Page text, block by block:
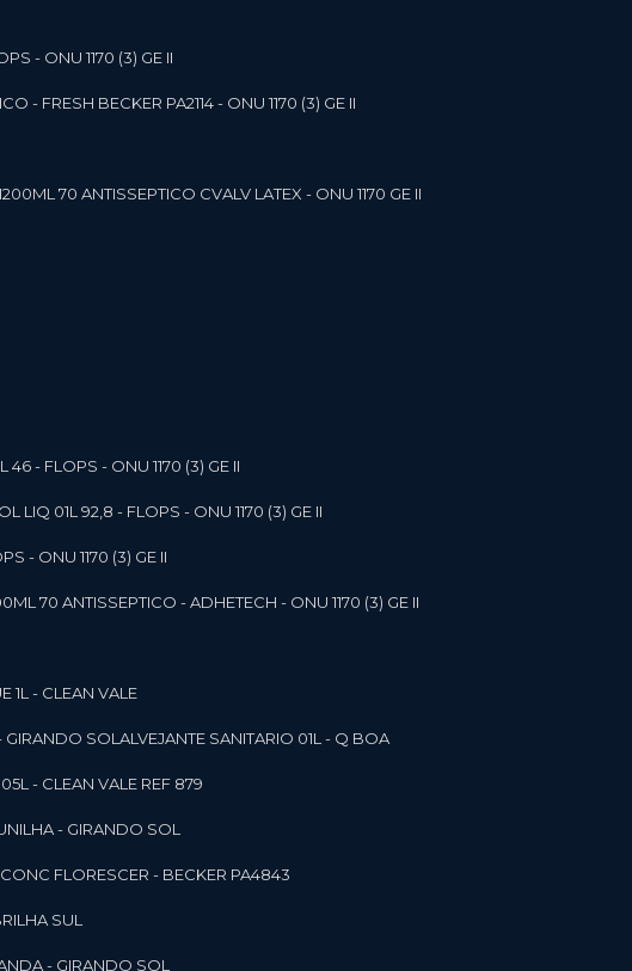
- ONU 1170 (3) GE II
- FRESH BECKER PA2114 - ONU 1170 (3) GE II
70 ANTISSEPTICO CVALV LATEX - ONU 1170 GE II
46 - FLOPS - ONU 1170 (3) GE II
LIQ 01L 92,8 - FLOPS - ONU 1170 (3) GE II
- ONU 1170 (3) GE II
70 ANTISSEPTICO - ADHETECH - ONU 1170 (3) GE II
1L - CLEAN VALE
GIRANDO SOL ALVEJANTE SANITARIO 01L - Q BOA
05L - CLEAN VALE REF 879
- GIRANDO SOL
CONC FLORESCER - BECKER PA4843
SUL
- GIRANDO SOL